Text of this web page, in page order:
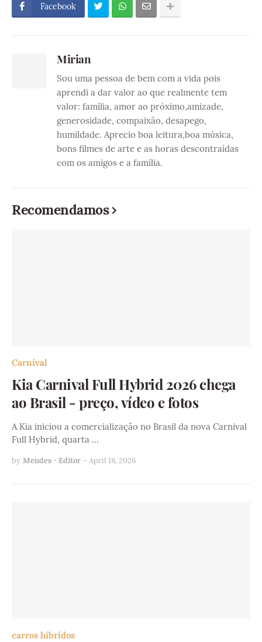
Facebook
Mirian
Sou uma pessoa de bem com a vida pois
aprendi a dar valor ao que realmente tem
valor: família, amor ao próximo,amizade,
generosidade, compaixão, desapego,
humildade. Aprecio boa leitura,boa música,
bons filmes de arte e as horas descontraídas
com os amigos e a família.
Recomendamos
Carnival
Kia Carnival Full Hybrid 2026 chega
ao Brasil - preço, vídeo e fotos
A Kia iniciou a comercialização no Brasil da nova Carnival
Full Hybrid, quarta …
by Mendes - Editor - April 18, 2026
carros híbridos